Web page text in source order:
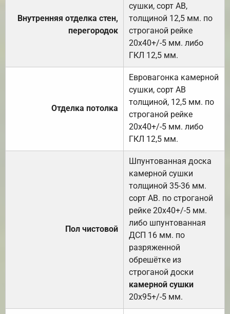
Внутренняя отделка стен,
перегородок
сушки, сорт АВ,
толщиной 12,5 мм. по
строганой рейке
20х40+/-5 мм. либо
ГКЛ 12,5 мм.
Отделка потолка
Евровагонка камерной
сушки, сорт АВ
толщиной, 12,5 мм. по
строганой рейке
20х40+/-5 мм. либо
ГКЛ 12,5 мм.
Пол чистовой
Шпунтованная доска
камерной сушки
толщиной 35-36 мм.
сорт АВ. по строганой
рейке 20х40+/-5 мм.
либо шпунтованная
ДСП 16 мм. по
разряженной
обрешётке из
строганой доски
камерной сушки
20х95+/-5 мм.